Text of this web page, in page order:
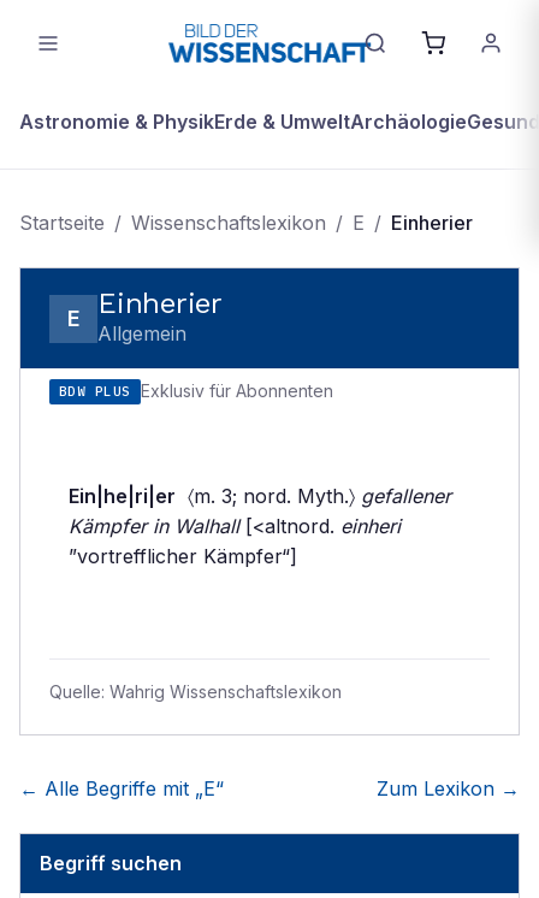
Astronomie & PhysikErde & UmweltArchäologie
Startseite / Wissenschaftslexikon / E / Einherier
E Einherier
Allgemein
BDW PLUS Exklusiv für Abonnenten
Ein|he|ri|er 〈m. 3; nord. Myth.〉 gefallener
Kämpfer in Walhall[<altnord. einheri
”vortrefflicher Kämpfer“]
Quelle: Wahrig Wissenschaftslexikon
← Alle Begriffe mit „E“ Zum Lexikon →
Begriff suchen